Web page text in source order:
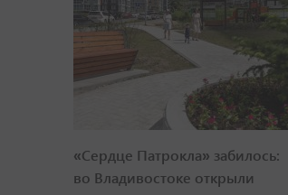
«Сердце Патрокла» забилось:
во Владивостоке открыли